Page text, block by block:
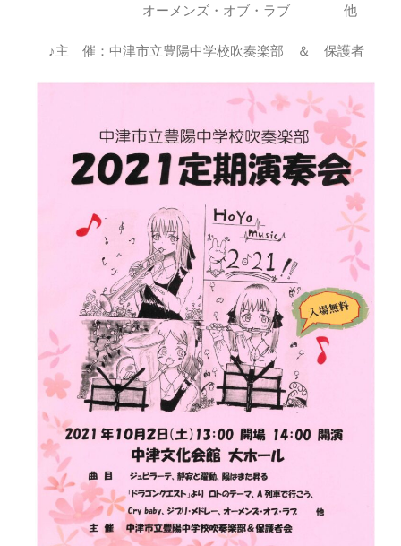
2021
10
2
は
オーメンズ・オブ・ラブ 他
♪主 催：中津市立豊陽中学校吹奏楽部 ＆ 保護者